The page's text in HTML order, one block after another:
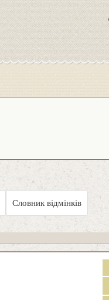
Словник відмінків